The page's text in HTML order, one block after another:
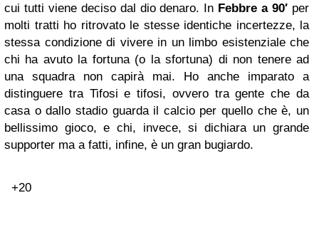
cui tutti viene deciso dal dio denaro. In Febbre a 90′ per
molti tratti ho ritrovato le stesse identiche incertezze, la
stessa condizione di vivere in un limbo esistenziale che
chi ha avuto la fortuna (o la sfortuna) di non tenere ad
una squadra non capirà mai. Ho anche imparato a
distinguere tra Tifosi e tifosi, ovvero tra gente che da
casa o dallo stadio guarda il calcio per quello che è, un
bellissimo gioco, e chi, invece, si dichiara un grande
supporter ma a fatti, infine, è un gran bugiardo.
+20